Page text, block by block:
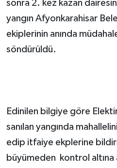
sonra 2. kez kazan
yangın Afyonkarahisar
ekiplerinin anında
söndürüldü.
Edinilen bilgiye göre
sanılan yangında
edip itfaiye ekplerine
büyümeden kontrol altına